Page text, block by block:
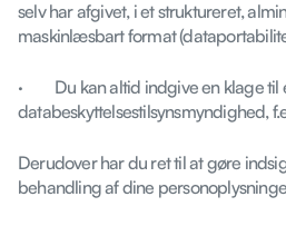
selv har afgivet, i et struktureret,
maskinlæsbart format
· Du kan altid indgive en klage til
databeskyttelsestilsynsmyndighed,
Derudover har du ret til at gøre
behandling af dine